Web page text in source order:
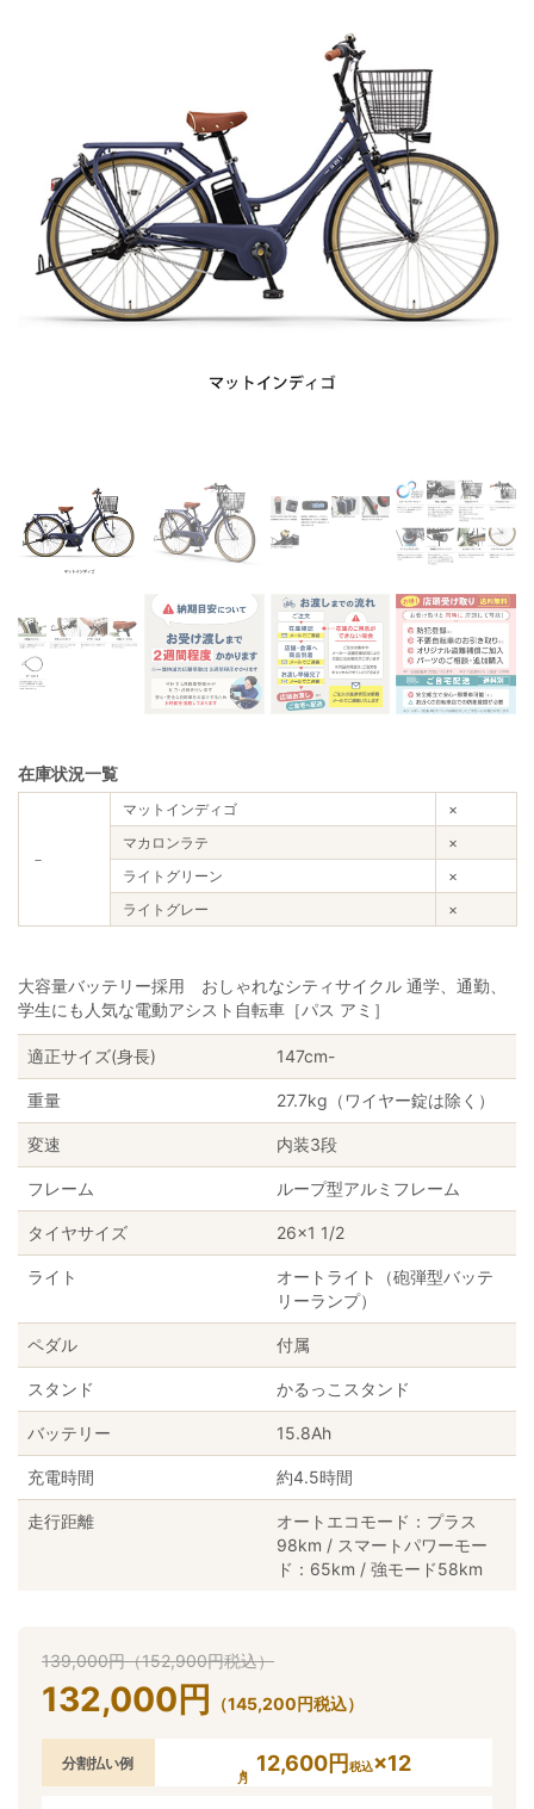
在庫状況一覧
－
マットインディゴ
×
マカロンラテ
×
ライトグリーン
×
ライトグレー
×
大容量バッテリー採用 おしゃれなシティサイクル 通学、通勤、
学生にも人気な電動アシスト自転車［パス アミ］
適正サイズ(身長) 147cm-
重量 27.7kg（ワイヤー錠は除く）
変速 内装3段
フレーム ループ型アルミフレーム
タイヤサイズ 26×1 1/2
ライト
オートライト（砲弾型バッテ
リーランプ）
ペダル 付属
スタンド かるっこスタンド
バッテリー 15.8Ah
充電時間 約4.5時間
走行距離
オートエコモード：プラス
98km / スマートパワーモー
ド：65km / 強モード58km
139,000円（152,900円税込）
132,000 円 （145,200円税込）
分割払い例 12,600円税込×12